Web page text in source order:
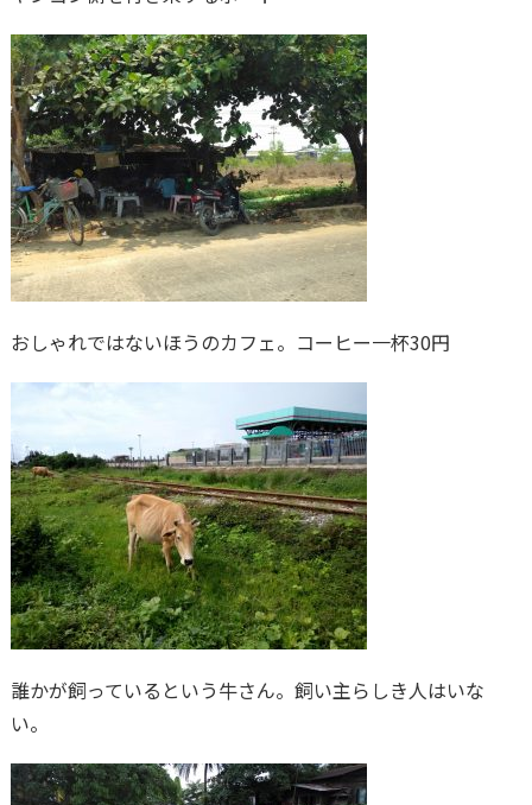
おしゃれではないほうのカフェ。コーヒー一杯30円
誰かが飼っているという牛さん。飼い主らしき人はいな
い。